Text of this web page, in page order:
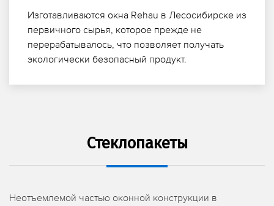
Изготавливаются окна Rehau в Лесосибирске из
первичного сырья, которое прежде не
перерабатывалось, что позволяет получать
экологически безопасный продукт.
Стеклопакеты
Неотъемлемой частью оконной конструкции в